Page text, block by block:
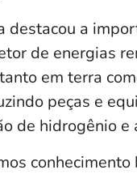
destacou a
de energias
em terra
peças e
de hidrogênio e